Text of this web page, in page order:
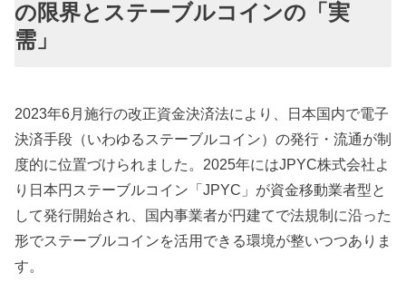
の限界とステーブルコインの「実
需」
2023年6月施行の改正資金決済法により、日本国内で電子
決済手段（いわゆるステーブルコイン）の発行・流通が制
度的に位置づけられました。2025年にはJPYC株式会社よ
り日本円ステーブルコイン「JPYC」が資金移動業者型と
して発行開始され、国内事業者が円建てで法規制に沿った
形でステーブルコインを活用できる環境が整いつつありま
す。